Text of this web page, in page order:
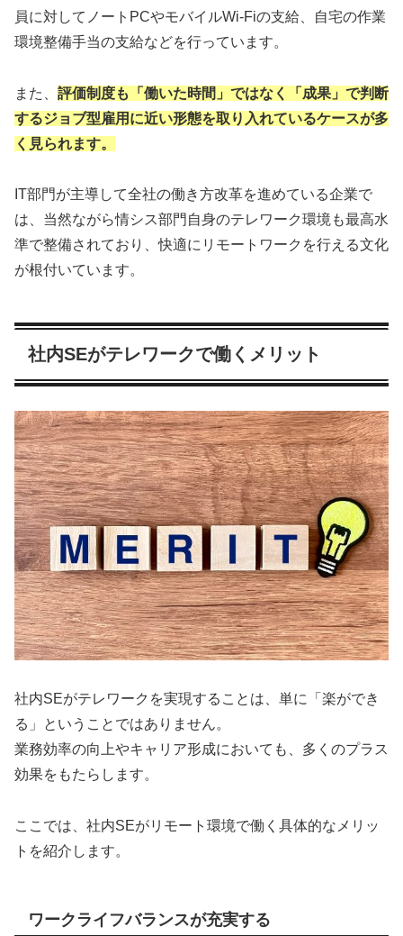
員に対してノートPCやモバイルWi-Fiの支給、自宅の作業
環境整備手当の支給などを行っています。
また、 評価制度も「働いた時間」ではなく「成果」で判断
するジョブ型雇用に近い形態を取り入れているケースが多
く見られます。
IT部門が主導して全社の働き方改革を進めている企業で
は、当然ながら情シス部門自身のテレワーク環境も最高水
準で整備されており、快適にリモートワークを行える文化
が根付いています。
社内SEがテレワークで働くメリット
社内SEがテレワークを実現することは、単に「楽ができ
る」ということではありません。
業務効率の向上やキャリア形成においても、多くのプラス
効果をもたらします。
ここでは、社内SEがリモート環境で働く具体的なメリッ
トを紹介します。
ワークライフバランスが充実する